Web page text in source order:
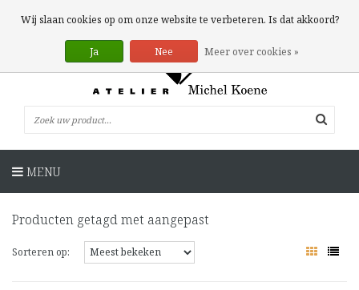
0 Artikelen
MENU
Producten getagd met aangepast
Sorteren op:
Wij slaan cookies op om onze website te verbeteren. Is dat akkoord?
Ja Nee Meer over cookies »